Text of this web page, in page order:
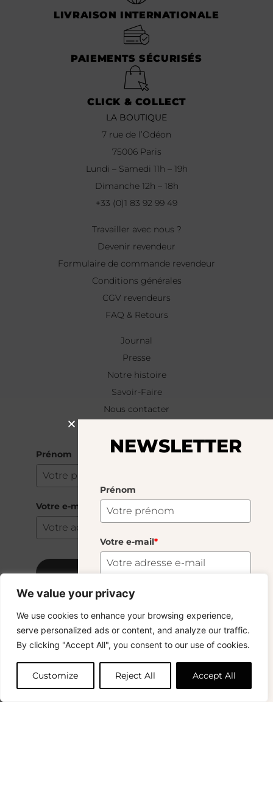
We value your privacy
We use cookies to enhance your browsing experience,
serve personalized ads or content, and analyze our traffic.
By clicking "Accept All", you consent to our use of cookies.
Customize Reject All Accept All
LIVRAISON INTERNATIONALE
PAIEMENTS SÉCURISÉS
CLICK & COLLECT
LA BOUTIQUE
7 rue de l’Odéon
75006 Paris
Lundi – Samedi 11h – 19h
Dimanche 12h – 18h
+33 (0)1 83 92 99 49
Travailler avec nous ?
Devenir revendeur
Formulaire de commande revendeur
Conditions générales
CGV revendeurs
FAQ & Retours
Journal
Presse
Notre histoire
Savoir-Faire
Nous contacter
Prénom
Votre e-mail
S'abonner
Copyright © 2024 – © La Soufflerie.
Toutes les créations, tous les designs et tous les contenus sont
protégés par le droit d’auteur et le droit des marques.
Photos non contractuelles.
NEWSLETTER
Prénom
Votre e-mail*
Vous voulez rester informé ? Inscrivez-vous